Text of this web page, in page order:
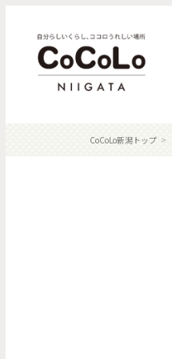
CoCoLo新潟トップ